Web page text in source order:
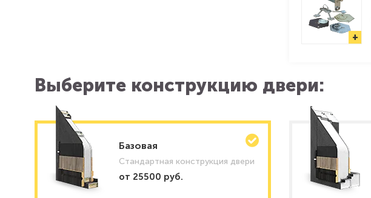
+
Выберите конструкцию двери:
Базовая
Стандартная конструкция двери
от 25500 руб.